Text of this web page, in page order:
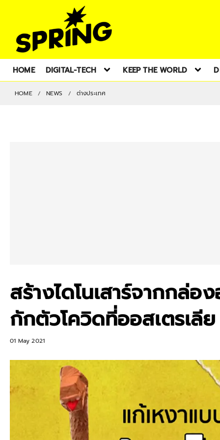
HOME DIGITAL-TECH KEEP THE WORLD
HOME NEWS ต่างประเทศ
สร้างไดโนเสาร์จากกล่อ
กักตัวโควิดที่ออสเตรเลีย
01 May 2021